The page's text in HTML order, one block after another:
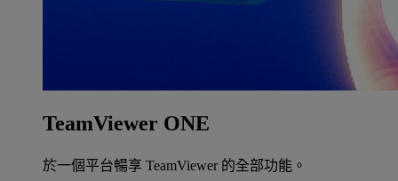
TeamViewer ONE
於一個平台暢享 TeamViewer 的全部功能。